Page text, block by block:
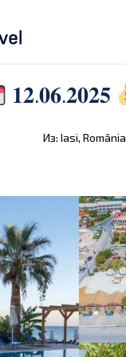
𝟏𝟐.𝟎𝟔.𝟐𝟎𝟐𝟓
Из: Iasi, România